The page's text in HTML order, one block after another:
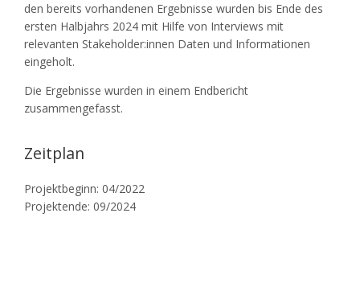
den bereits vorhandenen Ergebnisse wurden bis Ende des
ersten Halbjahrs 2024 mit Hilfe von Interviews mit
relevanten Stakeholder:innen Daten und Informationen
eingeholt.
Die Ergebnisse wurden in einem Endbericht
zusammengefasst.
Zeitplan
Projektbeginn: 04/2022
Projektende: 09/2024